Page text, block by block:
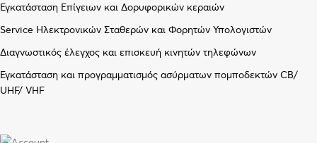
Εγκατάσταση Επίγειων και Δορυφορικών κεραιών
Service Ηλεκτρονικών Σταθερών και Φορητών Υπολογιστών
Διαγνωστικός έλεγχος και επισκευή κινητών τηλεφώνων
Εγκατάσταση και προγραμματισμός ασύρματων πομποδεκτών CB/
UHF/ VHF